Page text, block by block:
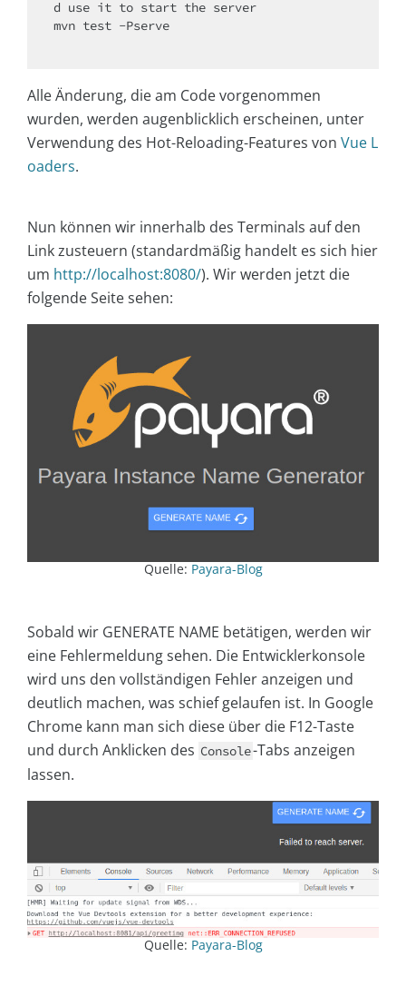
d use it to start the server
mvn test -Pserve
Alle Änderung, die am Code vorgenommen
wurden, werden augenblicklich erscheinen, unter
Verwendung des Hot-Reloading-Features von Vue L
oaders.
Nun können wir innerhalb des Terminals auf den
Link zusteuern (standardmäßig handelt es sich hier
um http://localhost:8080/). Wir werden jetzt die
folgende Seite sehen:
Quelle: Payara-Blog
Sobald wir GENERATE NAME betätigen, werden wir
eine Fehlermeldung sehen. Die Entwicklerkonsole
wird uns den vollständigen Fehler anzeigen und
deutlich machen, was schief gelaufen ist. In Google
Chrome kann man sich diese über die F12-Taste
und durch Anklicken des Console-Tabs anzeigen
lassen.
Quelle: Payara-Blog